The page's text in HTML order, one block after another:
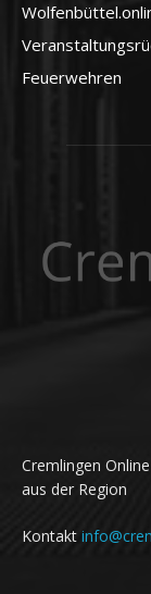
Feuerwehren
Cremlingen
aus der Region
Kontakt